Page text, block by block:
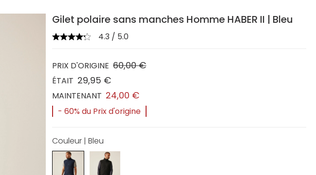
Gilet polaire sans manches Homme HABER II | Bleu
4.3 / 5.0
PRIX D'ORIGINE 60,00 €
ÉTAIT 29,95 €
MAINTENANT 24,00 €
- 60% du Prix d'origine
Couleur | Bleu